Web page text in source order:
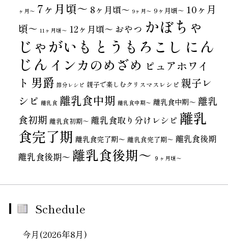
ヶ月〜 7ヶ月頃～ 8ヶ月頃～ 9ヶ月〜 9ヶ月頃～ 10ヶ月
頃～ 11ヶ月頃～ 12ヶ月頃～ おやつ かぼちゃ
じゃがいも とうもろこし にん
じん インカのめざめ ピュアホワイ
ト 男爵 節分レシピ 親子で楽しむクリスマスレシピ 親子レ
シピ 離乳食 離乳食中期 離乳食中期〜 離乳食中期～ 離乳
食初期 離乳食初期～ 離乳食取り分けレシピ 離乳
食完了期 離乳食完了期〜 離乳食完了期～ 離乳食後期
離乳食後期〜 離乳食後期～ ９ヶ月頃～
Schedule
今月(2026年8月)